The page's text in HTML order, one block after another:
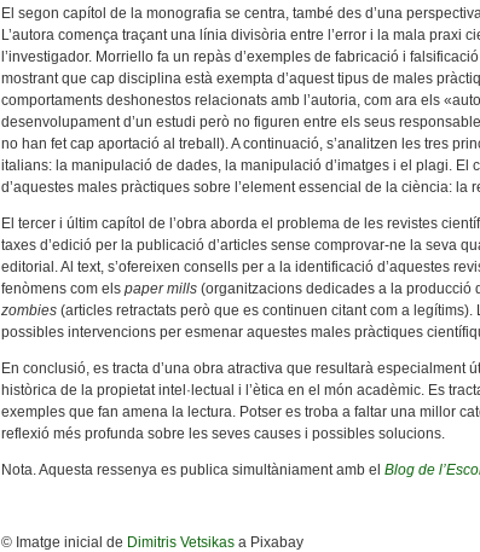
El segon capítol de la monografia se centra, també des d’una
L’autora comença traçant una línia divisòria entre l’error i la mala praxi
l’investigador. Morriello fa un repàs d’exemples de fabricació i
mostrant que cap disciplina està exempta d’aquest tipus de males
comportaments deshonestos relacionats amb l’autoria, com ara els
desenvolupament d’un estudi però no figuren entre els seus
no han fet cap aportació al treball). A continuació, s’analitzen les tres
italians: la manipulació de dades, la manipulació d’imatges i el plagi. El
d’aquestes males pràctiques sobre l’element essencial de la ciència: la
El tercer i últim capítol de l’obra aborda el problema de les revistes
taxes d’edició per la publicació d’articles sense comprovar-ne la seva
editorial. Al text, s’ofereixen consells per a la identificació d’aquestes
fenòmens com els paper mills (organitzacions dedicades a la producció
zombies (articles retractats però que es continuen citant com a legítims).
possibles intervencions per esmenar aquestes males pràctiques
En conclusió, es tracta d’una obra atractiva que resultarà especialment
històrica de la propietat intel·lectual i l’ètica en el món acadèmic. Es
exemples que fan amena la lectura. Potser es troba a faltar una millor
reflexió més profunda sobre les seves causes i possibles solucions.
Nota. Aquesta ressenya es publica simultàniament amb el Blog de
© Imatge inicial de Dimitris Vetsikas a Pixabay